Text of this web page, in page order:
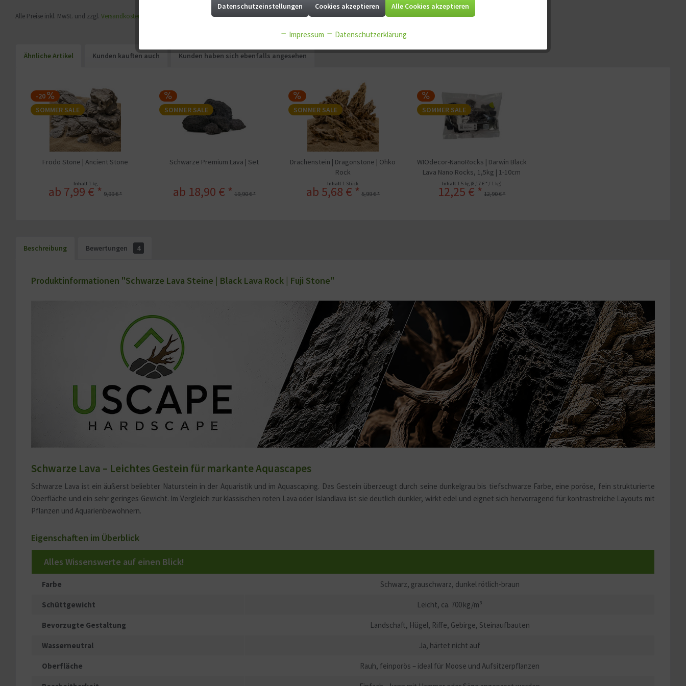
Alle Preise inkl. MwSt. und zzgl. Versandkosten . Streichpreise beziehen sich auf unsere vorherigen Verkaufspreise im Onlineshop.
Ähnliche Artikel Kunden kauften auch Kunden haben sich ebenfalls angesehen
-20
SOMMER SALE
Frodo Stone | Ancient Stone
Inhalt 1 kg
ab 7,99 € * 9,99 € *
SOMMER SALE
Schwarze Premium Lava | Set
ab 18,90 € * 19,90 € *
SOMMER SALE
Drachenstein | Dragonstone | Ohko
Rock
Inhalt 1 Stück
ab 5,68 € * 5,99 € *
SOMMER SALE
WIOdecor-NanoRocks | Darwin Black
Lava Nano Rocks, 1,5kg | 1-10cm
Inhalt 1.5 kg (8,17 € * / 1 kg)
12,25 € * 12,90 € *
Beschreibung Bewertungen 4
Produktinformationen "Schwarze Lava Steine | Black Lava Rock | Fuji Stone"
Schwarze Lava – Leichtes Gestein für markante Aquascapes
Schwarze Lava ist ein äußerst beliebter Naturstein in der Aquaristik und im Aquascaping. Das Gestein überzeugt durch seine dunkelgrau bis tiefschwarze Farbe, eine poröse, fein strukturierte
Oberfläche und ein sehr geringes Gewicht. Im Vergleich zur klassischen roten Lava oder Islandlava ist sie deutlich dunkler, wirkt edel und eignet sich hervorragend für kontrastreiche Layouts mit
Pflanzen und Aquarienbewohnern.
Eigenschaften im Überblick
Alles Wissenswerte auf einen Blick!
Farbe Schwarz, grauschwarz, dunkel rötlich-braun
Schüttgewicht Leicht, ca. 700 kg/m³
Bevorzugte Gestaltung Landschaft, Hügel, Riffe, Gebirge, Steinaufbauten
Wasserneutral Ja, härtet nicht auf
Oberfläche Rauh, feinporös – ideal für Moose und Aufsitzerpflanzen
Sonstige
Datenschutzeinstellungen Cookies akzeptieren Alle Cookies akzeptieren
Impressum Datenschutzerklärung